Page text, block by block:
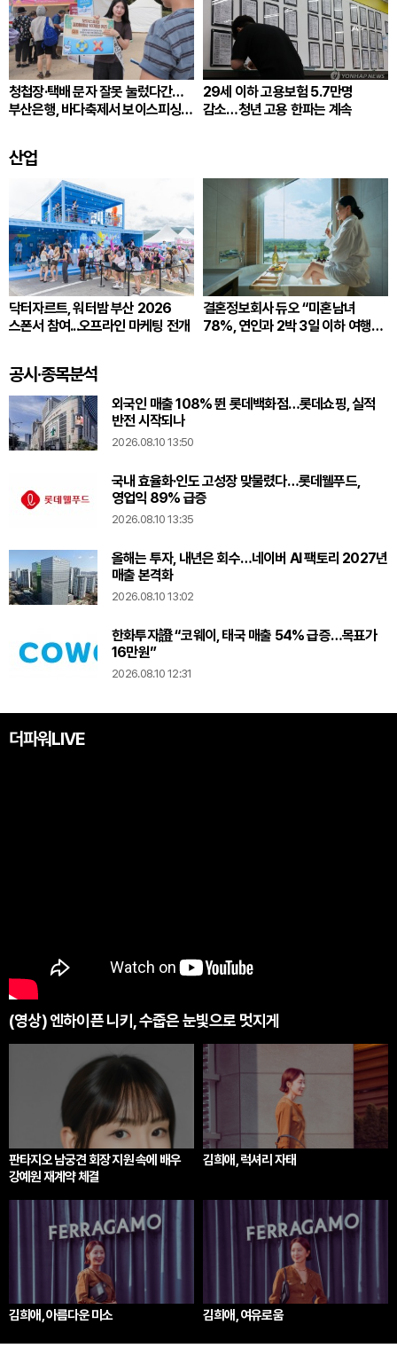
청첩장·택배 문자 잘못 눌렀다간…
부산은행, 바다축제서 보이스피싱
29세 이하 고용보험 5.7만명
감소…청년 고용 한파는 계속
산업
닥터자르트, 워터밤 부산 2026
스폰서 참여...오프라인 마케팅 전개
결혼정보회사 듀오 “미혼남녀
78%, 연인과 2박 3일 이하 여행
공시·종목분석
외국인 매출 108% 뛴 롯데백화점…롯데쇼핑, 실적
반전 시작되나
2026.08.10 13:50
국내 효율화·인도 고성장 맞물렸다…롯데웰푸드,
영업익 89% 급증
2026.08.10 13:35
올해는 투자, 내년은 회수…네이버 AI 팩토리 2027년
매출 본격화
2026.08.10 13:02
한화투자證 “코웨이, 태국 매출 54% 급증…목표가
16만원”
2026.08.10 12:31
더파워LIVE
(영상) 엔하이픈 니키, 수줍은 눈빛으로 멋지게
판타지오 남궁견 회장 지원 속에 배우
강예원 재계약 체결
김희애, 럭셔리 자태
김희애, 아름다운 미소 김희애, 여유로움